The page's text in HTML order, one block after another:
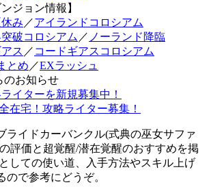
ジョン情報】
み ／アイランドコロシアム
破コロシアム ／ ノーランド降臨
ス ／ コードギアスコロシアム
とめ ／EXラッシュ
のお知らせ
イターを新規募集中！
在宅！攻略ライター募集！
ライドカーバンクル(式典の巫女サファ
評価と超覚醒/潜在覚醒のおすすめを掲
しての使い道、入手方法やスキル上げ
で参考にどうぞ。